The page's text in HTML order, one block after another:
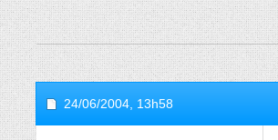
24/06/2004, 13h58